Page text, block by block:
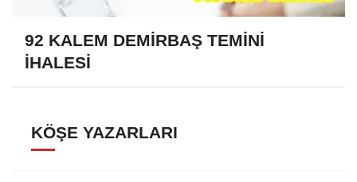
92 KALEM DEMİRBAŞ TEMİNİ
İHALESİ
KÖŞE YAZARLARI